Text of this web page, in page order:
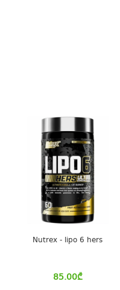
Nutrex - lipo 6 hers
85.00₾